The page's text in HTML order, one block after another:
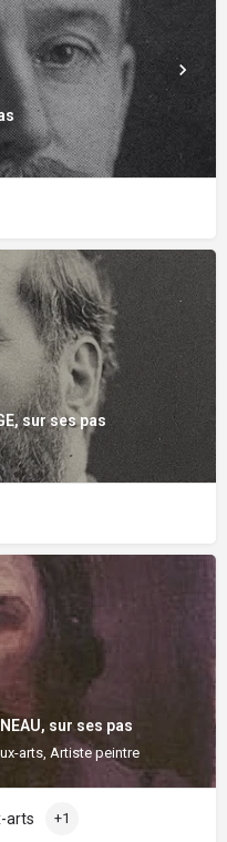
sur ses pas
sur ses pas
arts, Artiste peintre
arts +1